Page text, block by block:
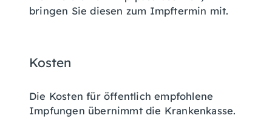
bringen Sie diesen zum Impftermin mit.
Kosten
Die Kosten für öffentlich empfohlene
Impfungen übernimmt die Krankenkasse.